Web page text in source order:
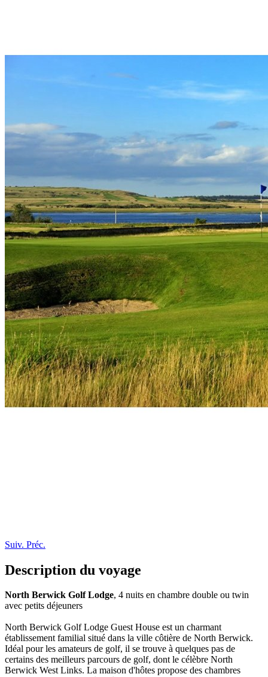
Suiv. Préc.
Description du voyage
North Berwick Golf Lodge, 4 nuits en chambre double ou twin
avec petits déjeuners
North Berwick Golf Lodge Guest House est un charmant
établissement familial situé dans la ville côtière de North Berwick.
Idéal pour les amateurs de golf, il se trouve à quelques pas de
certains des meilleurs parcours de golf, dont le célèbre North
Berwick West Links. La maison d'hôtes propose des chambres